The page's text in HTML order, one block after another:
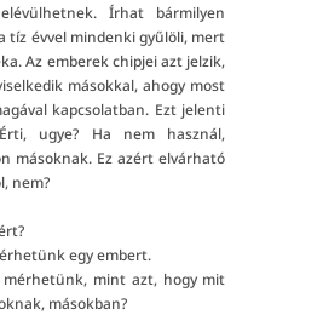
Írhat bármilyen
tíz évvel mindenki gyűlöli, mert
Az emberek chipjei azt jelzik,
másokkal, ahogy most
kapcsolatban. Ezt jelenti
ugye? Ha nem használ,
másoknak. Ez azért elvárható
nem?
egy embert.
mérhetünk, mint azt, hogy mit
másokban?